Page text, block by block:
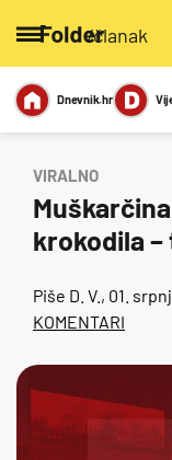
/članak
Sexy
Dnevnik.hr
VIRALNO
krokodila –
Piše D. V. , 01.
KOMENTARI